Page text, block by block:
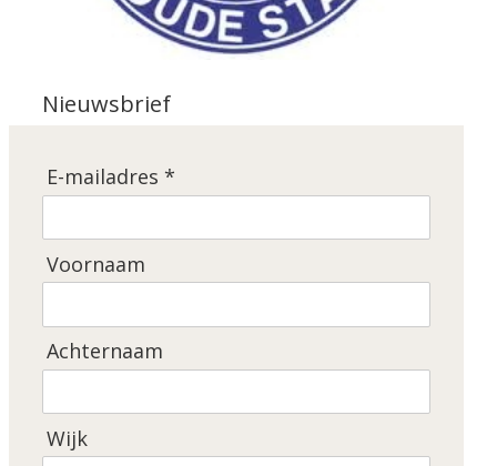
Nieuwsbrief
E-mailadres *
Voornaam
Achternaam
Wijk